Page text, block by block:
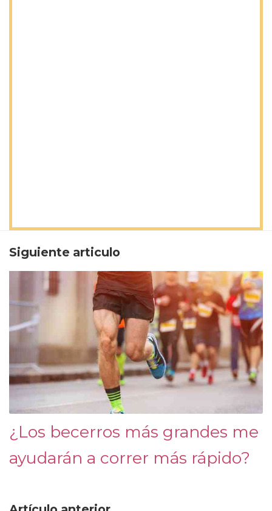
Siguiente articulo
¿Los becerros más grandes me
ayudarán a correr más rápido?